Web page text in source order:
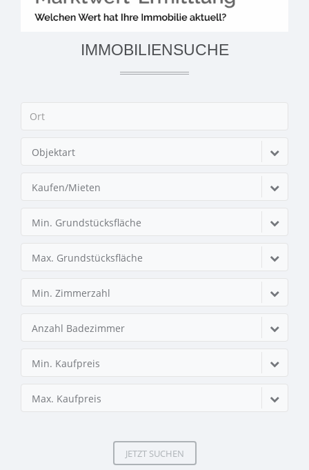
IMMOBILIENSUCHE
Objektart
Kaufen/Mieten
Min. Grundstücksfläche
Max. Grundstücksfläche
Min. Zimmerzahl
Anzahl Badezimmer
Min. Kaufpreis
Max. Kaufpreis
JETZT SUCHEN